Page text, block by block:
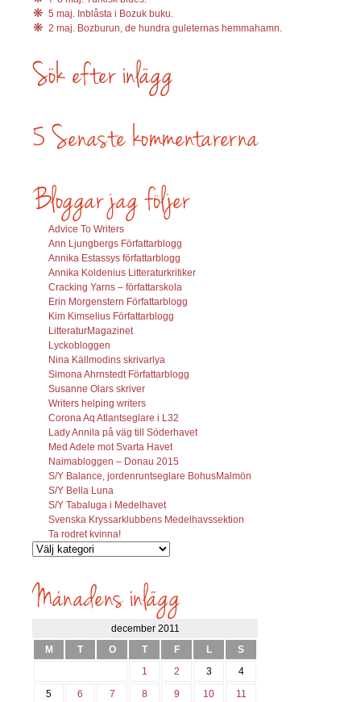
5 maj. Inblåsta i Bozuk buku.
2 maj. Bozburun, de hundra guleternas hemmahamn.
Advice To Writers
Ann Ljungbergs Författarblogg
Annika Estassys författarblogg
Annika Koldenius Litteraturkritiker
Cracking Yarns – författarskola
Erin Morgenstern Författarblogg
Kim Kimselius Författarblogg
LitteraturMagazinet
Lyckobloggen
Nina Källmodins skrivarlya
Simona Ahrnstedt Författarblogg
Susanne Olars skriver
Writers helping writers
Corona Aq Atlantseglare i L32
Lady Annila på väg till Söderhavet
Med Adele mot Svarta Havet
Naimabloggen – Donau 2015
S/Y Balance, jordenruntseglare BohusMalmön
S/Y Bella Luna
S/Y Tabaluga i Medelhavet
Svenska Kryssarklubbens Medelhavssektion
Ta rodret kvinna!
Vilka
söks?
december 2011
M
T O T F L
S
1
2 3
4
5
6 7 8 9 10
11